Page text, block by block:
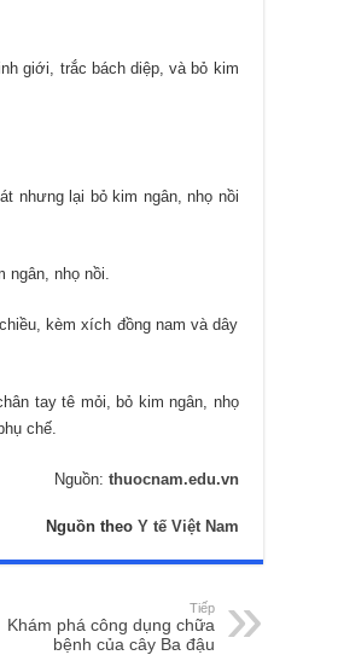
giới, trắc bách diệp, và bỏ kim
nhưng lại bỏ kim ngân, nhọ nồi
ngân, nhọ nồi.
kèm xích đồng nam và dây
tay tê mỏi, bỏ kim ngân, nhọ
chế.
Nguồn: thuocnam.edu.vn
Nguồn theo Y tế Việt Nam
Tiếp
Khám phá công dụng chữa
bệnh của cây Ba đậu